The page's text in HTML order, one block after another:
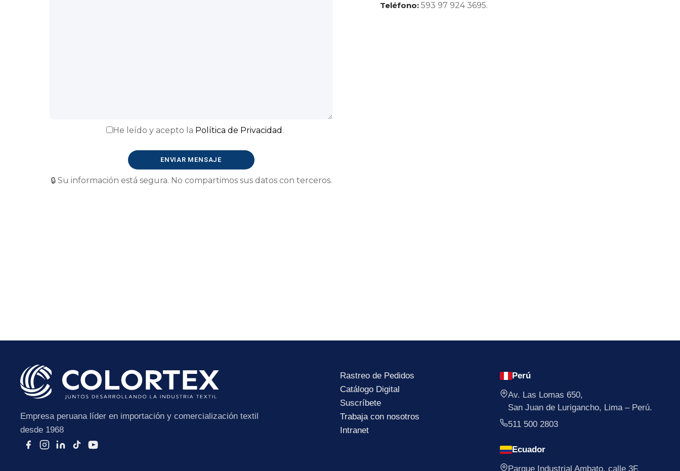
He leído y acepto la Política de Privacidad .
deja
este
🔒 Su información está segura. No compartimos sus datos con terceros.
Teléfono: 593 97 924 3695.
Empresa peruana líder en importación y comercialización textil
desde 1968
Rastreo de Pedidos
Catálogo Digital
Suscríbete
Trabaja con nosotros
Intranet
Perú
Av. Las Lomas 650,
San Juan de Lurigancho, Lima – Perú.
511 500 2803
Ecuador
Parque Industrial Ambato, calle 3F,